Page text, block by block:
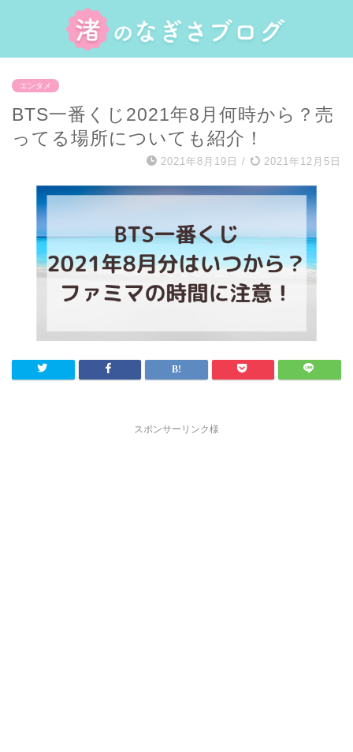
エンタメ
BTS一番くじ2021年8月何時から？売
ってる場所についても紹介！
2021年8月19日 / 2021年12月5日
スポンサーリンク様